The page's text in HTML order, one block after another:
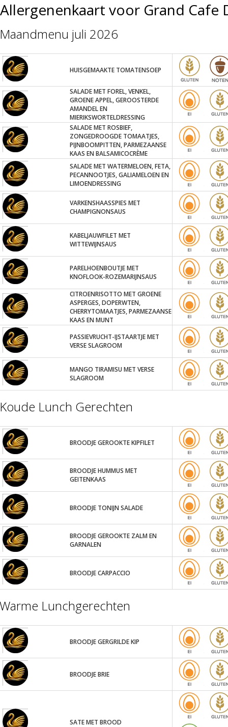
Allergenenkaart voor Grand Cafe
Maandmenu juli 2026
HUISGEMAAKTE TOMATENSOEP
SALADE MET FOREL, VENKEL,
GROENE APPEL, GEROOSTERDE
AMANDEL EN
MIERIKSWORTELDRESSING
SALADE MET ROSBIEF,
ZONGEDROOGDE TOMAATJES,
PIJNBOOMPITTEN, PARMEZAANSE
KAAS EN BALSAMICOCRÈME
SALADE MET WATERMELOEN, FETA,
PECANNOOTJES, GALIAMELOEN EN
LIMOENDRESSING
VARKENSHAASSPIES MET
CHAMPIGNONSAUS
KABELJAUWFILET MET
WITTEWIJNSAUS
PARELHOENBOUTJE MET
KNOFLOOK-ROZEMARIJNSAUS
CITROENRISOTTO MET GROENE
ASPERGES, DOPERWTEN,
CHERRYTOMAATJES, PARMEZAANSE
KAAS EN MUNT
PASSIEVRUCHT-IJSTAARTJE MET
VERSE SLAGROOM
MANGO TIRAMISU MET VERSE
SLAGROOM
Koude Lunch Gerechten
BROODJE GEROOKTE KIPFILET
BROODJE HUMMUS MET
GEITENKAAS
BROODJE TONIJN SALADE
BROODJE GEROOKTE ZALM EN
GARNALEN
BROODJE CARPACCIO
Warme Lunchgerechten
BROODJE GERGRILDE KIP
BROODJE BRIE
SATE MET BROOD